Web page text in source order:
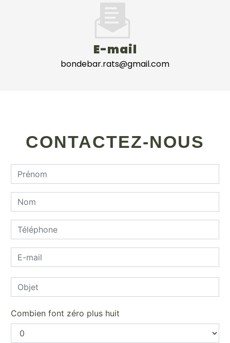
E-mail
bondebar.rats@gmail.com
CONTACTEZ-NOUS
Combien font zéro plus huit